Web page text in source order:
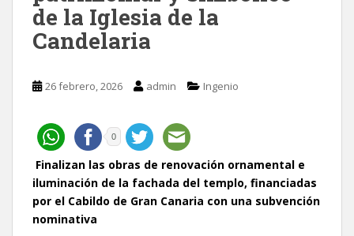
de la Iglesia de la
Candelaria
26 febrero, 2026 admin Ingenio
0
Finalizan las obras de renovación ornamental e
iluminación de la fachada del templo, financiadas
por el Cabildo de Gran Canaria con una subvención
nominativa